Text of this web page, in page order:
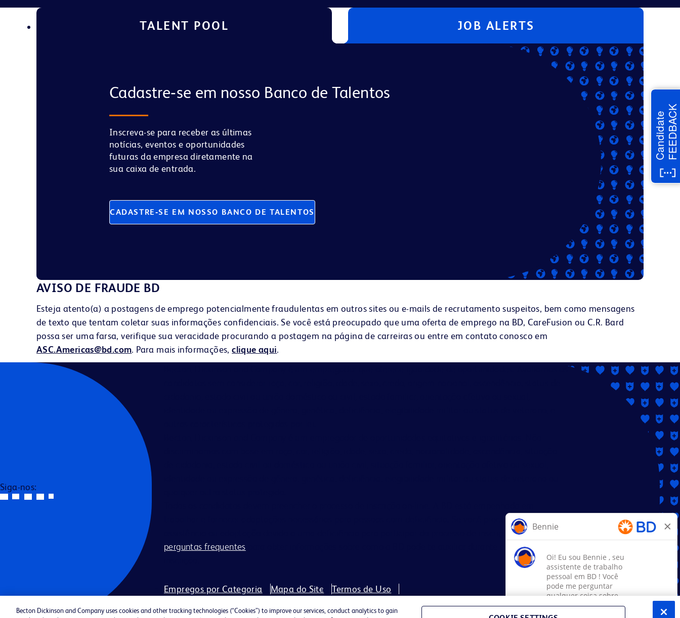
TALENT POOL JOB ALERTS
Cadastre‑se em nosso Banco de Talentos
Inscreva-se para receber as últimas
notícias, eventos e oportunidades
futuras da empresa diretamente na
sua caixa de entrada.
CADASTRE‑SE EM NOSSO BANCO DE TALENTOS
AVISO DE FRAUDE BD
Esteja atento(a) a postagens de emprego potencialmente fraudulentas em outros sites ou e-mails de recrutamento suspeitos, bem como mensagens
de texto que tentam coletar suas informações confidenciais. Se você está preocupado que uma oferta de emprego na BD, CareFusion ou C.R. Bard
possa ser uma farsa, verifique sua veracidade procurando a postagem na página de carreiras ou entre em contato conosco em
ASC.Americas@bd.com. Para mais informações,clique aqui.
Siga-nos:
trabalhar e fornecer adaptações necessárias para pessoas com deficiência. Se você precisar de
assistência ou adaptação devido a uma deficiência para participar do processo de inscrição, visite nossas
perguntas frequentes para obter informações sobre como a BD pode te auxiliar durante o processo de
Empregos por Categoria Mapa do Site
Termos de Uso
Becton Dickinson and Company uses cookies and other tracking technologies (“Cookies”) to improve our services, conduct analytics to gain
CandidateFEEDBACK